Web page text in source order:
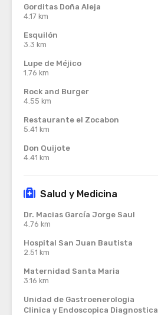
Gorditas Doña Aleja
4.17 km
Esquilón
3.3 km
Lupe de Méjico
1.76 km
Rock and Burger
4.55 km
Restaurante el Zocabon
5.41 km
Don Quijote
4.41 km
Salud y Medicina
Dr. Macias García Jorge Saul
4.76 km
Hospital San Juan Bautista
2.51 km
Maternidad Santa Maria
3.16 km
Unidad de Gastroenerologia
Clinica y Endoscopica Diagnostica